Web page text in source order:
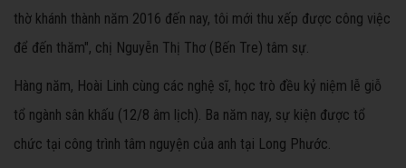
thờ khánh thành năm 2016 đến nay, tôi mới thu xếp được công việc
để đến thăm", chị Nguyễn Thị Thơ (Bến Tre) tâm sự.
Hàng năm, Hoài Linh cùng các nghệ sĩ, học trò đều kỷ niệm lễ giỗ
tổ ngành sân khấu (12/8 âm lịch). Ba năm nay, sự kiện được tổ
chức tại công trình tâm nguyện của anh tại Long Phước.